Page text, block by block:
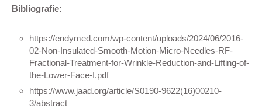
Bibliografie:
https://endymed.com/wp-content/uploads/2024/06/2016-
02-Non-Insulated-Smooth-Motion-Micro-Needles-RF-
Fractional-Treatment-for-Wrinkle-Reduction-and-Lifting-of-
the-Lower-Face-I.pdf
https://www.jaad.org/article/S0190-9622(16)00210-
3/abstract